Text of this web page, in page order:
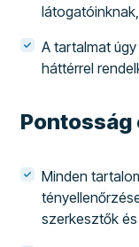
A tartalmat
háttérrel
Minden
szerkesztők